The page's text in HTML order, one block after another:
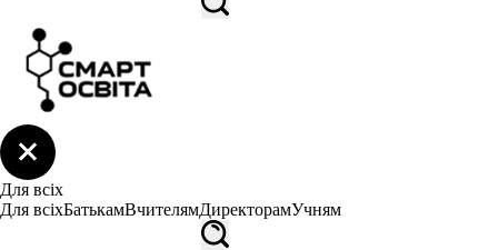
Для всіх
Для всіхБатькамВчителямДиректорамУчням